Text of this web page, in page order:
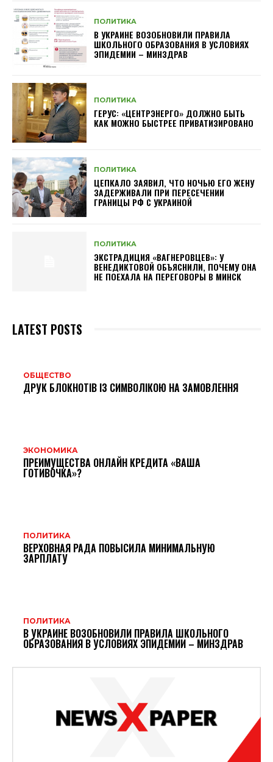
ПОЛИТИКА
В УКРАИНЕ ВОЗОБНОВИЛИ ПРАВИЛА
ШКОЛЬНОГО ОБРАЗОВАНИЯ В УСЛОВИЯХ
ЭПИДЕМИИ – МИНЗДРАВ
ПОЛИТИКА
ГЕРУС: «ЦЕНТРЭНЕРГО» ДОЛЖНО БЫТЬ
КАК МОЖНО БЫСТРЕЕ ПРИВАТИЗИРОВАНО
ПОЛИТИКА
ЦЕПКАЛО ЗАЯВИЛ, ЧТО НОЧЬЮ ЕГО ЖЕНУ
ЗАДЕРЖИВАЛИ ПРИ ПЕРЕСЕЧЕНИИ
ГРАНИЦЫ РФ С УКРАИНОЙ
ПОЛИТИКА
ЭКСТРАДИЦИЯ «ВАГНЕРОВЦЕВ»: У
ВЕНЕДИКТОВОЙ ОБЪЯСНИЛИ, ПОЧЕМУ ОНА
НЕ ПОЕХАЛА НА ПЕРЕГОВОРЫ В МИНСК
LATEST POSTS
ОБЩЕСТВО
ДРУК БЛОКНОТІВ ІЗ СИМВОЛІКОЮ НА ЗАМОВЛЕННЯ
ЭКОНОМИКА
ПРЕИМУЩЕСТВА ОНЛАЙН КРЕДИТА «ВАША
ГОТИВОЧКА»?
ПОЛИТИКА
ВЕРХОВНАЯ РАДА ПОВЫСИЛА МИНИМАЛЬНУЮ
ЗАРПЛАТУ
ПОЛИТИКА
В УКРАИНЕ ВОЗОБНОВИЛИ ПРАВИЛА ШКОЛЬНОГО
ОБРАЗОВАНИЯ В УСЛОВИЯХ ЭПИДЕМИИ – МИНЗДРАВ